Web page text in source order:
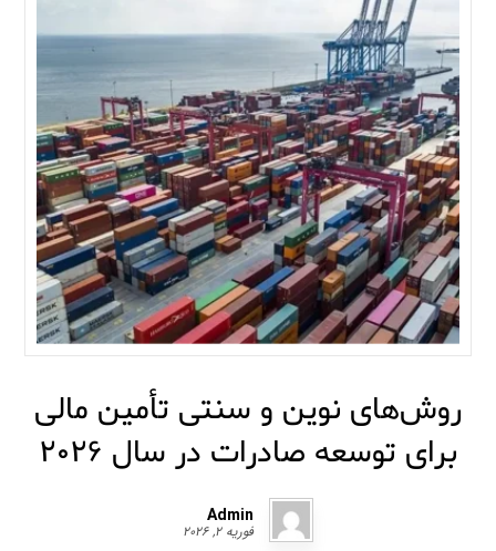
روش‌های نوین و سنتی تأمین مالی
برای توسعه صادرات در سال ۲۰۲۶
Admin
فوریه ۲, ۲۰۲۶